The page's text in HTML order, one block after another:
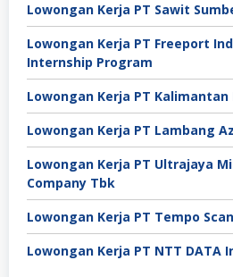
Lowongan Kerja PT Sawit
Lowongan Kerja PT Freeport
Internship Program
Lowongan Kerja PT Kalimantan
Lowongan Kerja PT Lambang
Lowongan Kerja PT Ultrajaya
Company Tbk
Lowongan Kerja PT Tempo
Lowongan Kerja PT NTT DATA